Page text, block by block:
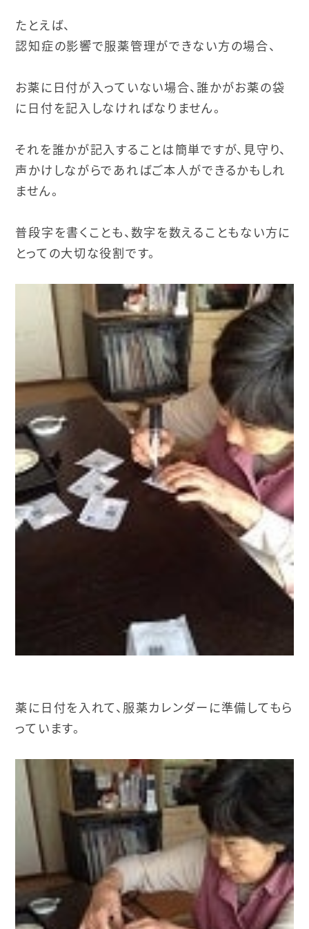
たとえば、
認知症の影響で服薬管理ができない方の場合、
お薬に日付が入っていない場合、誰かがお薬の袋
に日付を記入しなければなりません。
それを誰かが記入することは簡単ですが、見守り、
声かけしながらであればご本人ができるかもしれ
ません。
普段字を書くことも、 数字を数えることもない方に
とっての大切な役割です。
薬に日付を入れて、服薬カレンダーに準備してもら
っています。